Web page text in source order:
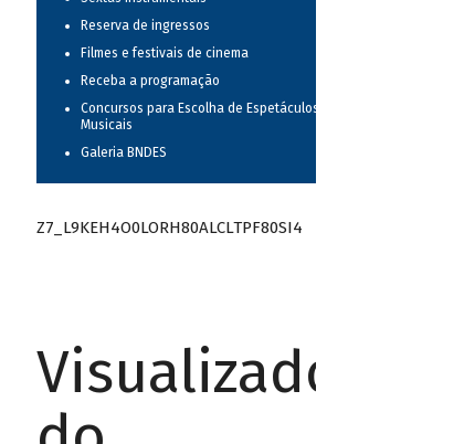
Reserva de ingressos
Filmes e festivais de cinema
Receba a programação
Concursos para Escolha de Espetáculos
Musicais
Galeria BNDES
Z7_L9KEH4O0LORH80ALCLTPF80SI4
Visualizador